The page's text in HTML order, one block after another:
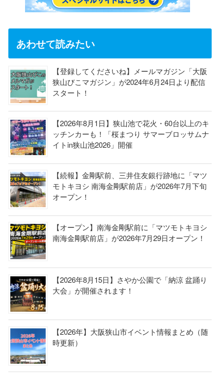
あわせて読みたい
【登録してくださいね】メールマガジン「大阪
狭山びこマガジン」が2024年6月24日より配信
スタート！
【2026年8月1日】狭山池で花火・60台以上のキ
ッチンカーも！「桜まつり サマーブロッサムナ
イトin狭山池2026」開催
【続報】金剛駅前、三井住友銀行跡地に「マツ
モトキヨシ 南海金剛駅前店」が2026年7月下旬
オープン！
【オープン】南海金剛駅前に「マツモトキヨシ
南海金剛駅前店」が2026年7月29日オープン！
【2026年8月15日】さやか公園で「納涼 盆踊り
大会」が開催されます！
【2026年】大阪狭山市イベント情報まとめ（随
時更新）